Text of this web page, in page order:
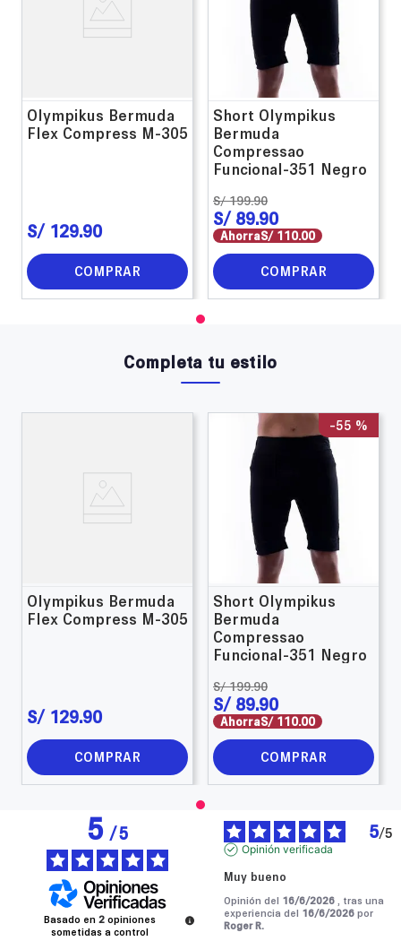
Olympikus Bermuda
Flex Compress M-305
S/ 129.90
COMPRAR
Short Olympikus
Bermuda
Compressao
Funcional-351 Negro
S/ 199.90
S/ 89.90
AhorraS/ 110.00
COMPRAR
Completa tu estilo
Olympikus Bermuda
Flex Compress M-305
S/ 129.90
COMPRAR
-55 %
Short Olympikus
Bermuda
Compressao
Funcional-351 Negro
S/ 199.90
S/ 89.90
AhorraS/ 110.00
COMPRAR
5/5
Basado en 2 opiniones
sometidas a control
5/5
Opinión verificada
Muy bueno
Opinión del 16/6/2026
, tras una
experiencia del 16/6/2026 por
Roger R.